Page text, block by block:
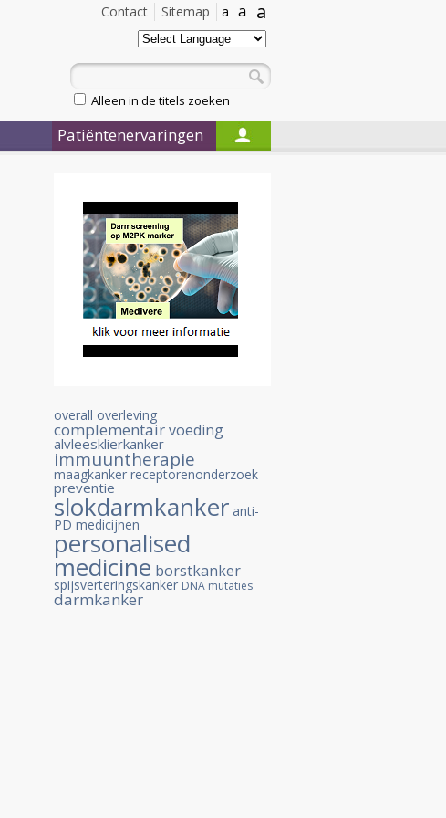
a
a
a
Sitemap
Contact
Alleen in de titels zoeken
Patiëntenervaringen
overall overleving
complementairvoeding
alvleesklierkanker
immuuntherapie
maagkanker receptorenonderzoek
preventie
slokdarmkanker anti-
PD medicijnen
personalised
medicine borstkanker
spijsverteringskanker DNA mutaties
darmkanker